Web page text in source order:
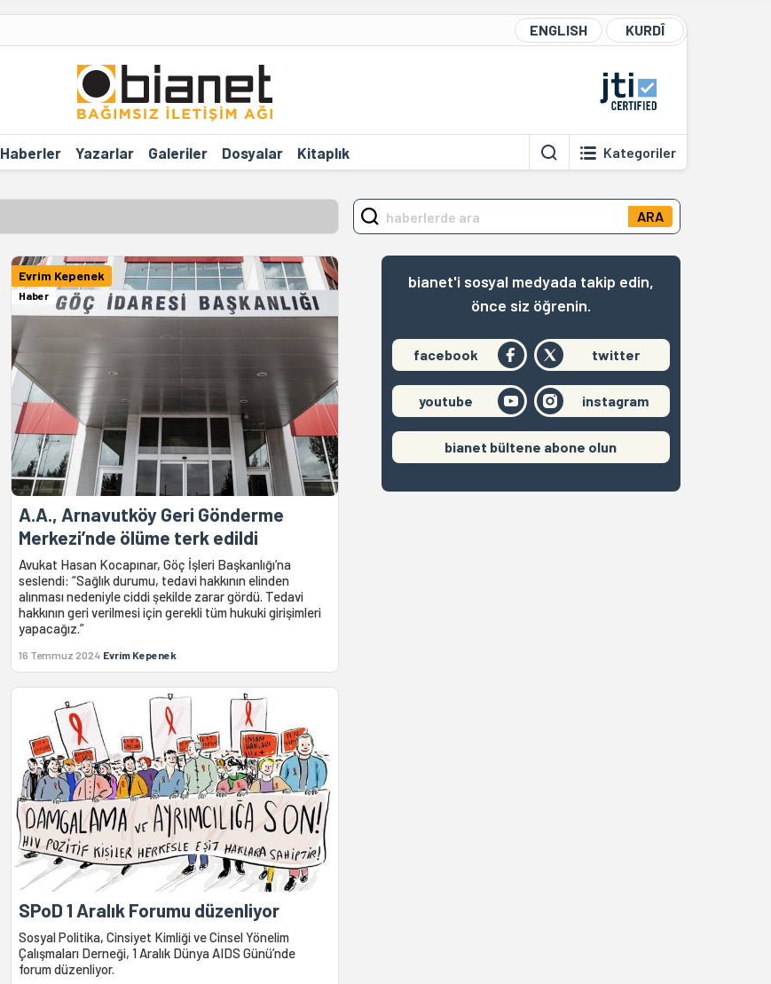
ENGLISH KURDÎ
Haberler Yazarlar Galeriler Dosyalar Kitaplık Kategoriler
Evrim Kepenek
Haber
A.A., Arnavutköy Geri Gönderme
Merkezi’nde ölüme terk edildi
Avukat Hasan Kocapınar, Göç İşleri Başkanlığı’na
seslendi: “Sağlık durumu, tedavi hakkının elinden
alınması nedeniyle ciddi şekilde zarar gördü. Tedavi
hakkının geri verilmesi için gerekli tüm hukuki girişimleri
yapacağız.”
16 Temmuz 2024 Evrim Kepenek
SPoD 1 Aralık Forumu düzenliyor
Sosyal Politika, Cinsiyet Kimliği ve Cinsel Yönelim
Çalışmaları Derneği, 1 Aralık Dünya AIDS Günü’nde
forum düzenliyor.
ARA
bianet'i sosyal medyada takip edin,
önce siz öğrenin.
facebook twitter
youtube instagram
bianet bültene abone olun